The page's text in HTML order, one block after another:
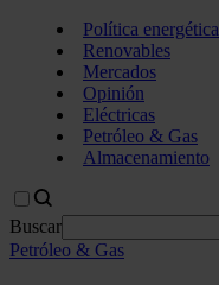
Política energética
Renovables
Mercados
Opinión
Eléctricas
Petróleo & Gas
Almacenamiento
Buscar
Petróleo & Gas